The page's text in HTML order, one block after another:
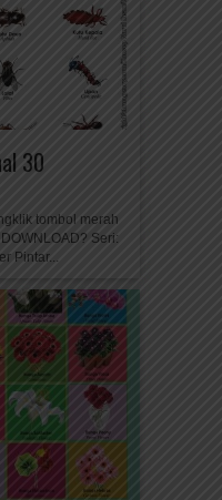
30
tombol merah
Seri:
Pintar...